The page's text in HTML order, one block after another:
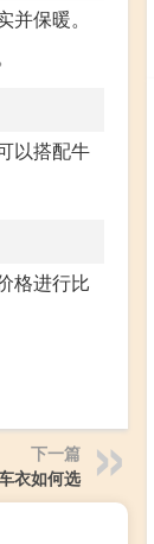
保暖。
以搭配牛
格进行比
下一篇
衣如何选